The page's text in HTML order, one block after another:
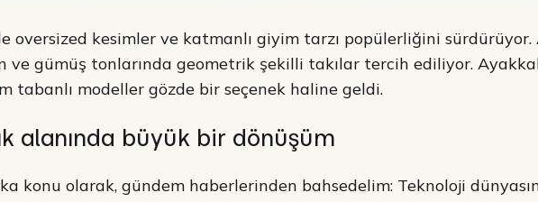
oversized kesimler ve katmanlı giyim tarzı popülerliğini
ve gümüş tonlarında geometrik şekilli takılar tercih ediliyor.
tabanlı modeller gözde bir seçenek haline geldi.
alanında büyük bir dönüşüm
konu olarak, gündem haberlerinden bahsedelim: Teknoloji